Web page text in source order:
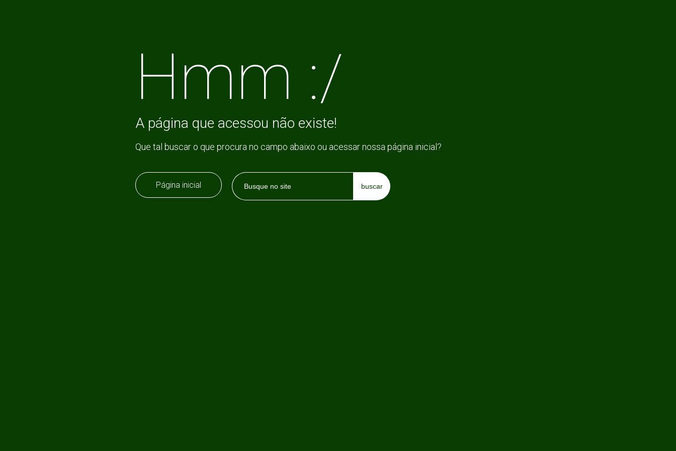
Hmm :/
A página que acessou não existe!
Que tal buscar o que procura no campo abaixo ou acessar nossa página inicial?
Página inicial